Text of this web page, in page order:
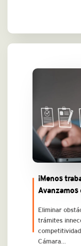
¡Menos
Eliminar
trámites
Cámara…